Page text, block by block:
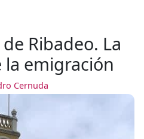
Ribadeo. La
la emigración
Cernuda